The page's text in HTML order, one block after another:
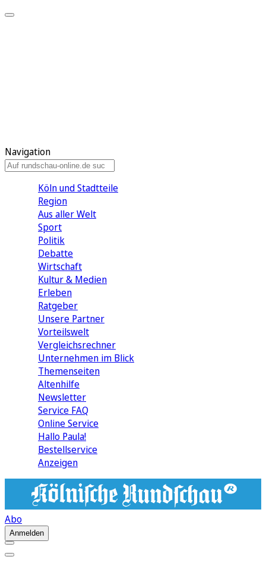
Navigation
Köln und Stadtteile
Region
Aus aller Welt
Sport
Politik
Debatte
Wirtschaft
Kultur & Medien
Erleben
Ratgeber
Unsere Partner
Vorteilswelt
Vergleichsrechner
Unternehmen im Blick
Themenseiten
Altenhilfe
Newsletter
Service FAQ
Online Service
Hallo Paula!
Bestellservice
Anzeigen
Abo
Anmelden